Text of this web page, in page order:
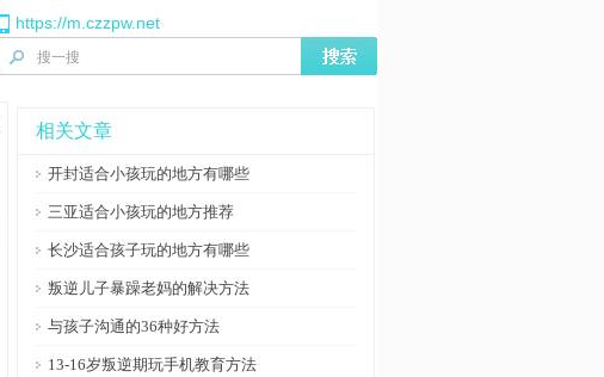
https://m.czzpw.net
相关文章
开封适合小孩玩的地方有哪些
三亚适合小孩玩的地方推荐
长沙适合孩子玩的地方有哪些
叛逆儿子暴躁老妈的解决方法
与孩子沟通的36种好方法
13-16岁叛逆期玩手机教育方法